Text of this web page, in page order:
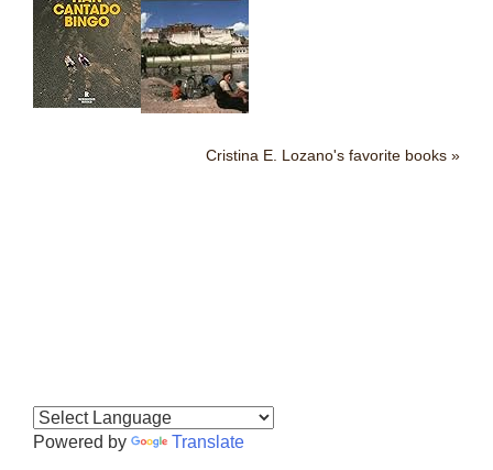
Cristina E. Lozano's favorite books »
Powered by Translate